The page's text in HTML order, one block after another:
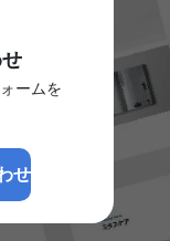
ームを
せ